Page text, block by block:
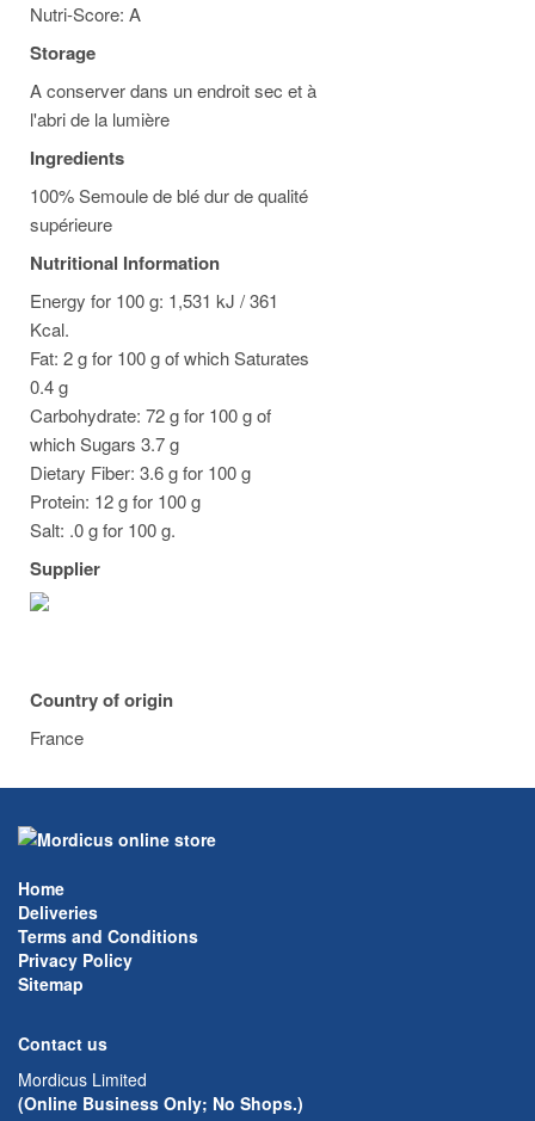
Nutri-Score: A
Storage
A conserver dans un endroit sec et à
l'abri de la lumière
Ingredients
100% Semoule de blé dur de qualité
supérieure
Nutritional Information
Energy for 100 g: 1,531 kJ / 361
Kcal.
Fat: 2 g for 100 g of which Saturates
0.4 g
Carbohydrate: 72 g for 100 g of
which Sugars 3.7 g
Dietary Fiber: 3.6 g for 100 g
Protein: 12 g for 100 g
Salt: .0 g for 100 g.
Supplier
Country of origin
France
Home
Deliveries
Terms and Conditions
Privacy Policy
Sitemap
Contact us
Mordicus Limited
(Online Business Only; No Shops.)